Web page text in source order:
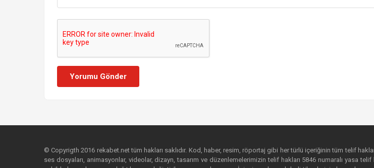
Yorumu Gönder
© Copyrigth 2016 rekabet.net tüm hakları saklıdır. Kod, haber, resim, röportaj gibi her türlü içeriğinin tüm telif
ses dosyaları, animasyonlar, videolar, dizayn, tasarım ve düzenlemelerimizin telif hakları 5846 numaralı yasa